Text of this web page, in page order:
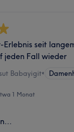
Erlebnis seit
jeden Fall wieder
Babayigit•
1 Monat